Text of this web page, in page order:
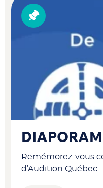
Remémorez-vous
d’Audition Québec.